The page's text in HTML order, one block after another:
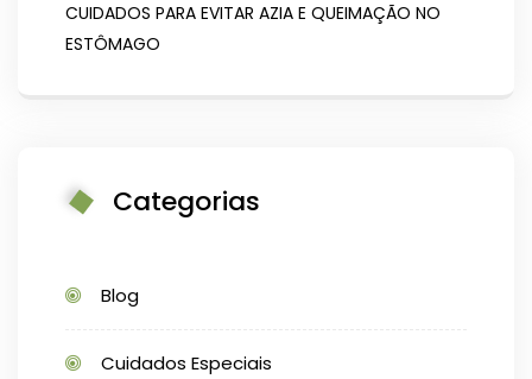
CUIDADOS PARA EVITAR AZIA E QUEIMAÇÃO NO
ESTÔMAGO
Categorias
Blog
Cuidados Especiais